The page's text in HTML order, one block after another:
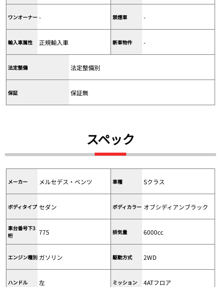
ワンオーナー - 禁煙車 -
輸入車属性 正規輸入車 新車物件 -
法定整備 法定整備別
保証 保証無
スペック
メーカー メルセデス・ベンツ 車種 Sクラス
ボディタイプ セダン ボディカラー オブシディアンブラック
車台番号下3
桁
775 排気量 6000cc
エンジン種別 ガソリン 駆動方式 2WD
ハンドル 左 ミッション 4ATフロア